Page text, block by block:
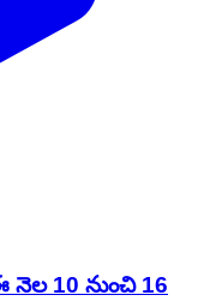
10 నుంచి 16